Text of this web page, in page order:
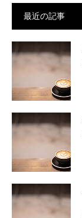
最近の記事